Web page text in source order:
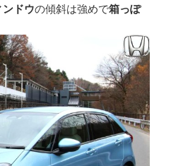
ンドウの傾斜は強めで箱っぽ